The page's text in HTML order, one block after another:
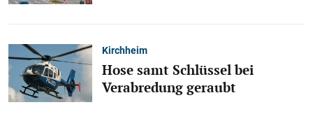
Kirchheim
Hose samt Schlüssel bei
Verabredung geraubt